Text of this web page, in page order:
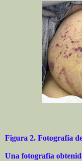
Figura 2. Fotografía
Una fotografía